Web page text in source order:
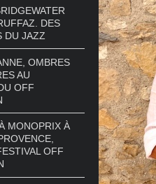
DES
DU JAZZ
OMBRES
AU
OFF
MONOPRIX À
OFF